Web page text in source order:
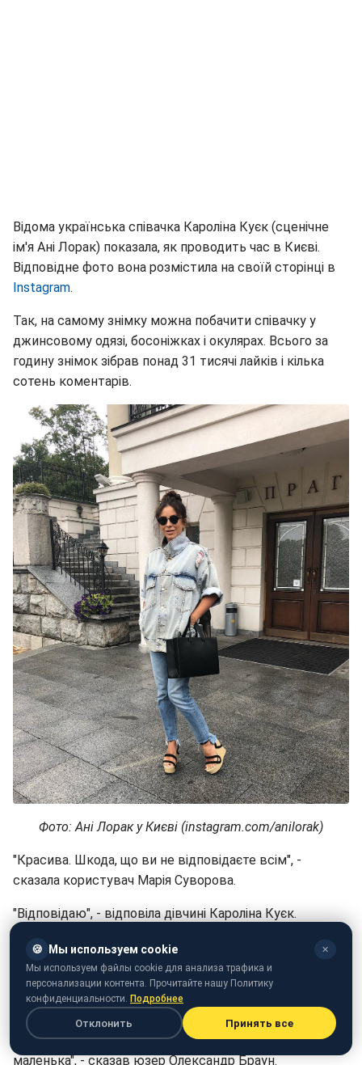
Відома українська співачка Кароліна Куєк (сценічне
ім'я Ані Лорак) показала, як проводить час в Києві.
Відповідне фото вона розмістила на своїй сторінці в
Instagram.
Так, на самому знімку можна побачити співачку у
джинсовому одязі, босоніжках і окулярах. Всього за
годину знімок зібрав понад 31 тисячі лайків і кілька
сотень коментарів.
Фото: Ані Лорак у Києві (instagram.com/anilorak)
"Красива. Шкода, що ви не відповідаєте всім", -
сказала користувач Марія Суворова.
"Відповідаю", - відповіла дівчині Кароліна Куєк.
"Ці босоноги. Це щось. У вас в образі завжди є
родзинка. І завжди без перебору", - сказав юзер
righton_444.
"Гуляла на Олімпійському, дивлюся – Ані Лорак з
чоловіком. Так мило було вас бачити. Ви така
маленька", - сказав юзер Олександр Браун.
🍪 Мы используем cookie ✕
Мы используем файлы cookie для анализа трафика и
персонализации контента. Прочитайте нашу Политику
конфиденциальности. Подробнее
Отклонить Принять все